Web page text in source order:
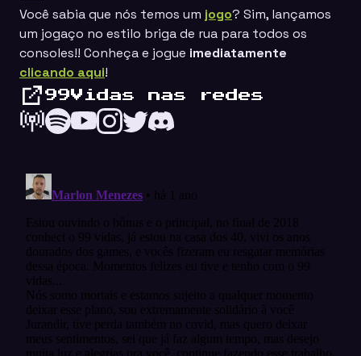
Você sabia que nós temos um jogo? Sim, lançamos
um jogaço no estilo briga de rua para todos os
consoles!! Conheça e jogue imediatamente
clicando aqui!
99Vidas nas redes